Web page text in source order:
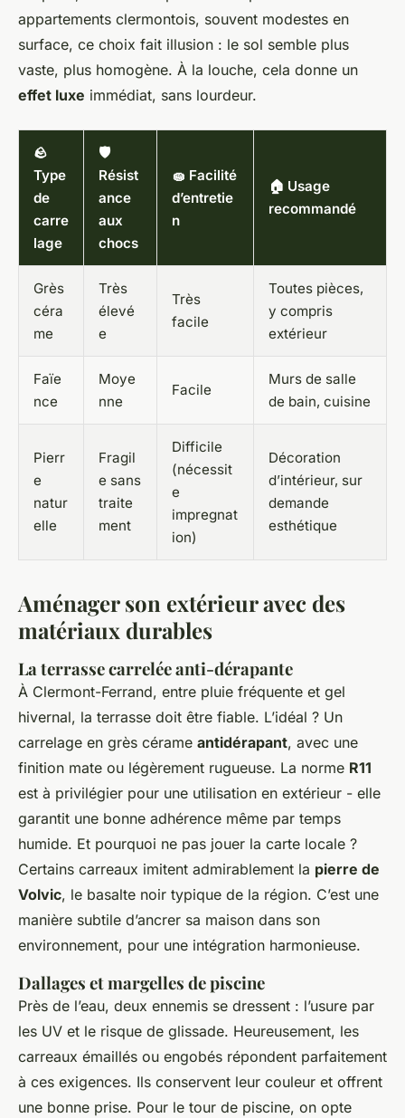
appartements clermontois, souvent modestes en
surface, ce choix fait illusion : le sol semble plus
vaste, plus homogène. À la louche, cela donne un
effet luxe immédiat, sans lourdeur.
🪨
Type
de
carre
lage
🛡️
Résist
ance
aux
chocs
🧽 Facilité
d’entretie
n
🏠 Usage
recommandé
Grès
céra
me
Très
élevé
e
Très
facile
Toutes pièces,
y compris
extérieur
Faïe
nce
Moye
nne
Facile
Murs de salle
de bain, cuisine
Pierr
e
natur
elle
Fragil
e sans
traite
ment
Difficile
(nécessit
e
impregnat
ion)
Décoration
d’intérieur, sur
demande
esthétique
Aménager son extérieur avec des
matériaux durables
La terrasse carrelée anti-dérapante
À Clermont-Ferrand, entre pluie fréquente et gel
hivernal, la terrasse doit être fiable. L’idéal ? Un
carrelage en grès cérame antidérapant, avec une
finition mate ou légèrement rugueuse. La norme R11
est à privilégier pour une utilisation en extérieur - elle
garantit une bonne adhérence même par temps
humide. Et pourquoi ne pas jouer la carte locale ?
Certains carreaux imitent admirablement la pierre de
Volvic, le basalte noir typique de la région. C’est une
manière subtile d’ancrer sa maison dans son
environnement, pour une intégration harmonieuse.
Dallages et margelles de piscine
Près de l’eau, deux ennemis se dressent : l’usure par
les UV et le risque de glissade. Heureusement, les
carreaux émaillés ou engobés répondent parfaitement
à ces exigences. Ils conservent leur couleur et offrent
une bonne prise. Pour le tour de piscine, on opte